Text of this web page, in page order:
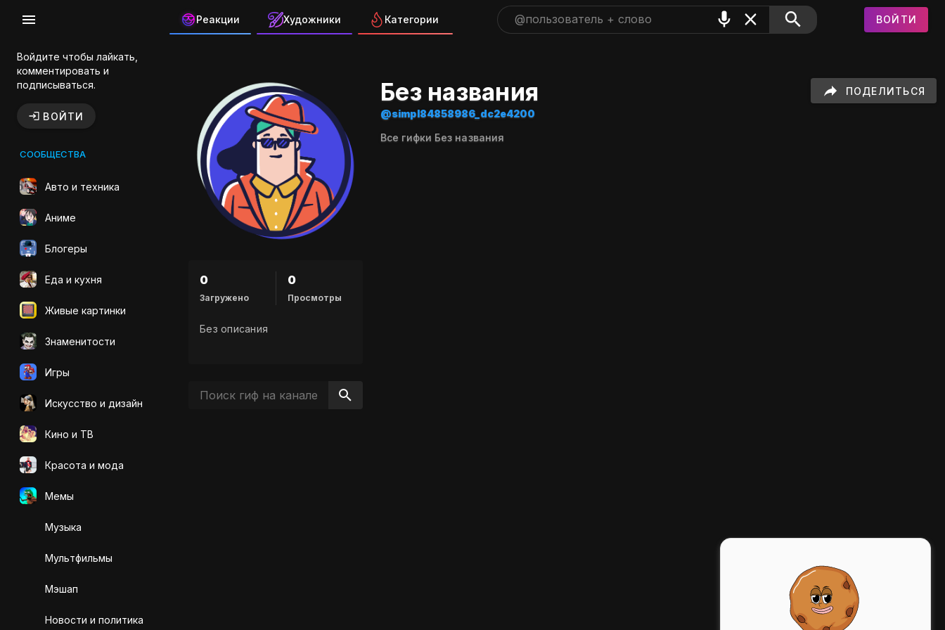
Реакции Художники Категории ВОЙТИ
Войдите чтобы лайкать,
комментировать и
подписываться.
ВОЙТИ
СООБЩЕСТВА
Авто и техника
Аниме
Блогеры
Еда и кухня
Живые картинки
Знаменитости
Игры
Искусcтво и дизайн
Кино и ТВ
Красота и мода
Мемы
Музыка
Мультфильмы
Мэшап
Новости и политика
0
Загружено
0
Просмотры
Без описания
Без названия
@simpl84858986_dc2e4200
ПОДЕЛИТЬСЯ
Все гифки Без названия